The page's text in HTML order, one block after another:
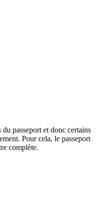
passeport et donc certains
Pour cela, le passeport
complète.